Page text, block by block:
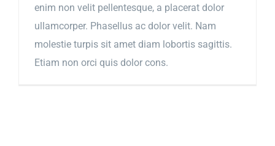
enim non velit pellentesque, a placerat dolor
ullamcorper. Phasellus ac dolor velit. Nam
molestie turpis sit amet diam lobortis sagittis.
Etiam non orci quis dolor cons.